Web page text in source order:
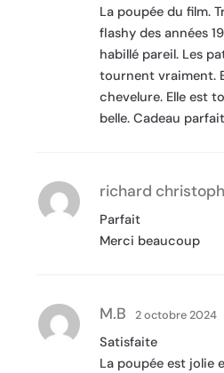
La poupée du film.
flashy des années
habillé pareil. Les
tournent vraiment.
chevelure. Elle est
belle. Cadeau
richard
Parfait
Merci beaucoup
M.B 2 octobre 2024
Satisfaite
La poupée est jolie